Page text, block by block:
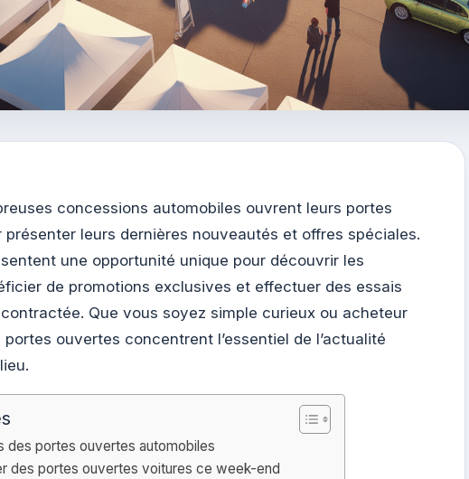
concessions automobiles ouvrent leurs portes
présenter leurs dernières nouveautés et offres spéciales.
une opportunité unique pour découvrir les
de promotions exclusives et effectuer des essais
Que vous soyez simple curieux ou acheteur
ouvertes concentrent l’essentiel de l’actualité
des portes ouvertes automobiles
des portes ouvertes voitures ce week-end